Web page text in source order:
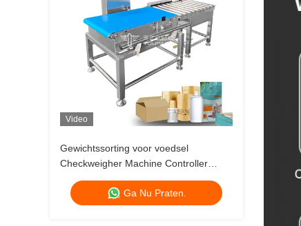
Video
Gewichtssorting voor voedsel
Checkweigher Machine Controller
Checkweigher
Ga Nu Praten.